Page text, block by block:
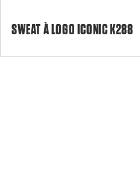
SWEAT À LOGO ICONIC K288